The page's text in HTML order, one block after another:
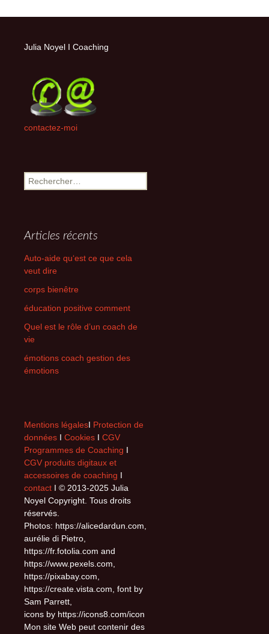
Julia Noyel I Coaching
contactez-moi
Rechercher :
Articles récents
Auto-aide qu‘est ce que cela
veut dire
corps bienêtre
éducation positive comment
Quel est le rôle d’un coach de
vie
émotions coach gestion des
émotions
Mentions légalesI Protection de
données I Cookies I CGV
Programmes de Coaching I
CGV produits digitaux et
accessoires de coaching I
contact I © 2013-2025 Julia
Noyel Copyright. Tous droits
réservés.
Photos: https://alicedardun.com,
aurélie di Pietro,
https://fr.fotolia.com and
https://www.pexels.com,
https://pixabay.com,
https://create.vista.com, font by
Sam Parrett,
icons by https://icons8.com/icon
Mon site Web peut contenir des